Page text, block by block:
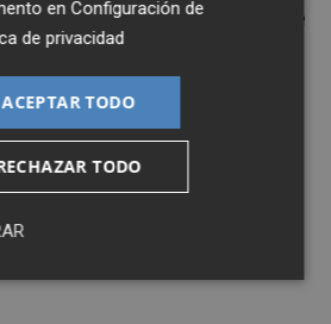
una única manera de
principales las
el sistema tiene que ser
está ya trabajando que
Y sobre todo,queremos
de la estiba
todo y ahora debemos
reunión y presentar
enConfiguración de
de privacidad
ACEPTAR TODO
TODO